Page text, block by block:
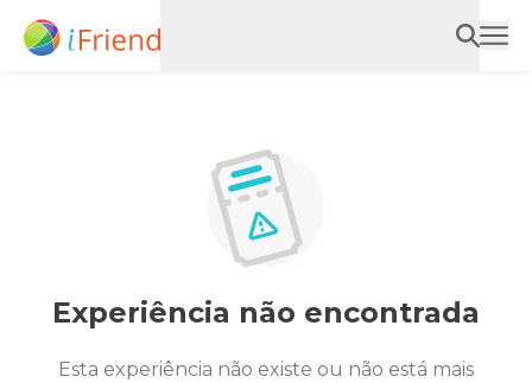
Experiência não encontrada
Esta experiência não existe ou não está mais